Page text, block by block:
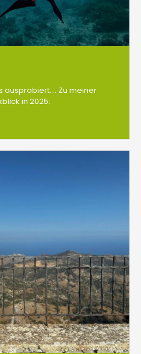
ausprobiert…. Zu meiner
in 2025: